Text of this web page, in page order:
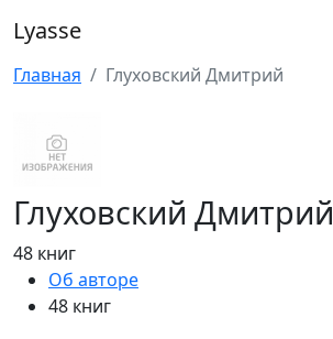
Lyasse
Главная Глуховский Дмитрий
Глуховский Дмитрий
48 книг
Об авторе
48 книг